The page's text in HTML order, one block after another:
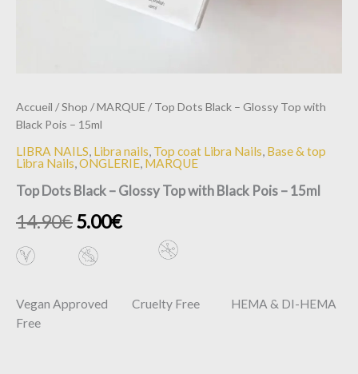
Accueil /Shop /MARQUE / Top Dots Black – Glossy Top with
Black Pois – 15ml
LIBRA NAILS Libra nails Top coat Libra Nails Base & top
Libra Nails ONGLERIE MARQUE
Top Dots Black – Glossy Top with Black Pois – 15ml
14.90€5.00€
Vegan Approved Cruelty Free HEMA & DI-HEMA
Free